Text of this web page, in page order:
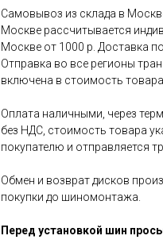
Самовывоз из склада в
Москве рассчитывается
Москве от 1000 р. Доставка
Отправка во все регионы
включена в стоимость
Оплата наличными, через
без НДС, стоимость товара
покупателю и отправляется
Обмен и возврат дисков
покупки до шиномонтажа.
Перед установкой шин